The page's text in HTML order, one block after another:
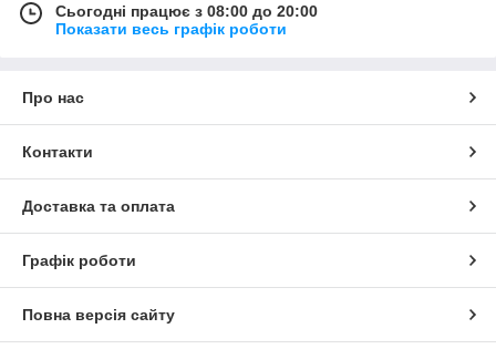
Сьогодні працює з 08:00 до 20:00
Показати весь графік роботи
Про нас
Контакти
Доставка та оплата
Графік роботи
Повна версія сайту